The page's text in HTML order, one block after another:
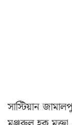
সাস্টিয়ান